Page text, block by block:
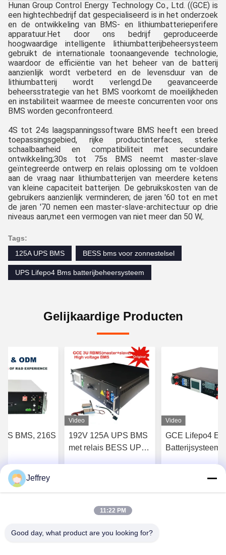
Hunan Group Control Energy Technology Co., Ltd. ((GCE) is
een hightechbedrijf dat gespecialiseerd is in het onderzoek
en de ontwikkeling van BMS- en lithiumbatterieperifere
apparatuur.Het door ons bedrijf geproduceerde
hoogwaardige intelligente lithiumbatterijbeheersysteem
gebruikt de internationale toonaangevende technologie,
waardoor de efficiëntie van het beheer van de batterij
aanzienlijk wordt verbeterd en de levensduur van de
lithiumbatterij wordt verlengd.De geavanceerde
beheersstrategie van het BMS voorkomt de moeilijkheden
en instabiliteit waarmee de meeste concurrenten voor ons
BMS worden geconfronteerd.
4S tot 24s laagspanningssoftware BMS heeft een breed
toepassingsgebied, rijke productinterfaces, sterke
schaalbaarheid en compatibiliteit met secundaire
ontwikkeling;30s tot 75s BMS neemt master-slave
geïntegreerde ontwerp en relais oplossing om te voldoen
aan de vraag naar lithiumbatterijen van meerdere ketens
van kleine capaciteit batterijen. De gebruikskosten van de
gebruikers aanzienlijk verminderen; de jaren '60 tot en met
de jaren '70 nemen een master-slave-architectuur op drie
niveaus aan,met een vermogen van niet meer dan 50 W,.
Tags:
125A UPS BMS
BESS bms voor zonnestelsel
UPS Lifepo4 Bms batterijbeheersysteem
Gelijkaardige Producten
BMS, 216S
Beste Prijs
Video
192V 125A UPS BMS
met relais BESS UPS
Video
GCE Lifepo4
Batterijsysteem
Jeffrey
11:22 PM
Good day, what product are you looking for?